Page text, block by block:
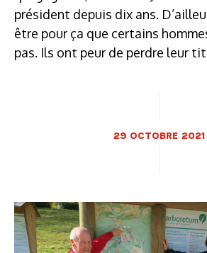
président depuis dix ans.
être pour ça que certains
pas. Ils ont peur de perdre leur
29 OCTOBRE 2021